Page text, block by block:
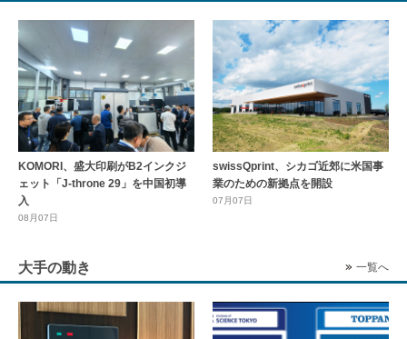
KOMORI、盛大印刷がB2インクジ
ェット「J-throne 29」を中国初導
入
08月07日
swissQprint、シカゴ近郊に⽶国事
業のための新拠点を開設
07月07日
大手の動き 一覧へ